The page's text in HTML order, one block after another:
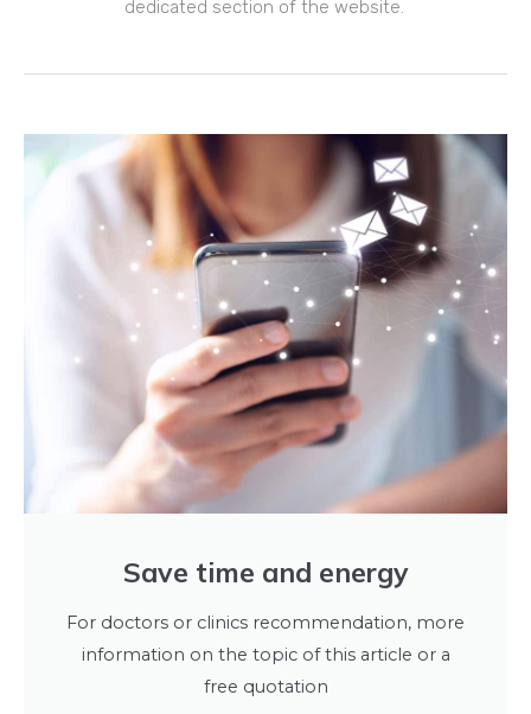
dedicated section of the website.
Save time and energy
For doctors or clinics recommendation, more
information on the topic of this article or a
free quotation